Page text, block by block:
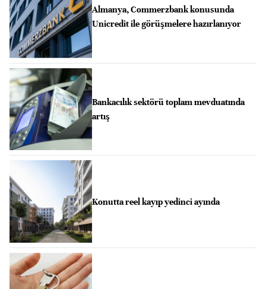
Almanya, Commerzbank konusunda
Unicredit ile görüşmelere hazırlanıyor
Bankacılık sektörü toplam mevduatında
artış
Konutta reel kayıp yedinci ayında